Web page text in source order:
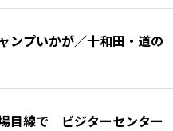
ンプいかが／十和田・道の
目線で ビジターセンター